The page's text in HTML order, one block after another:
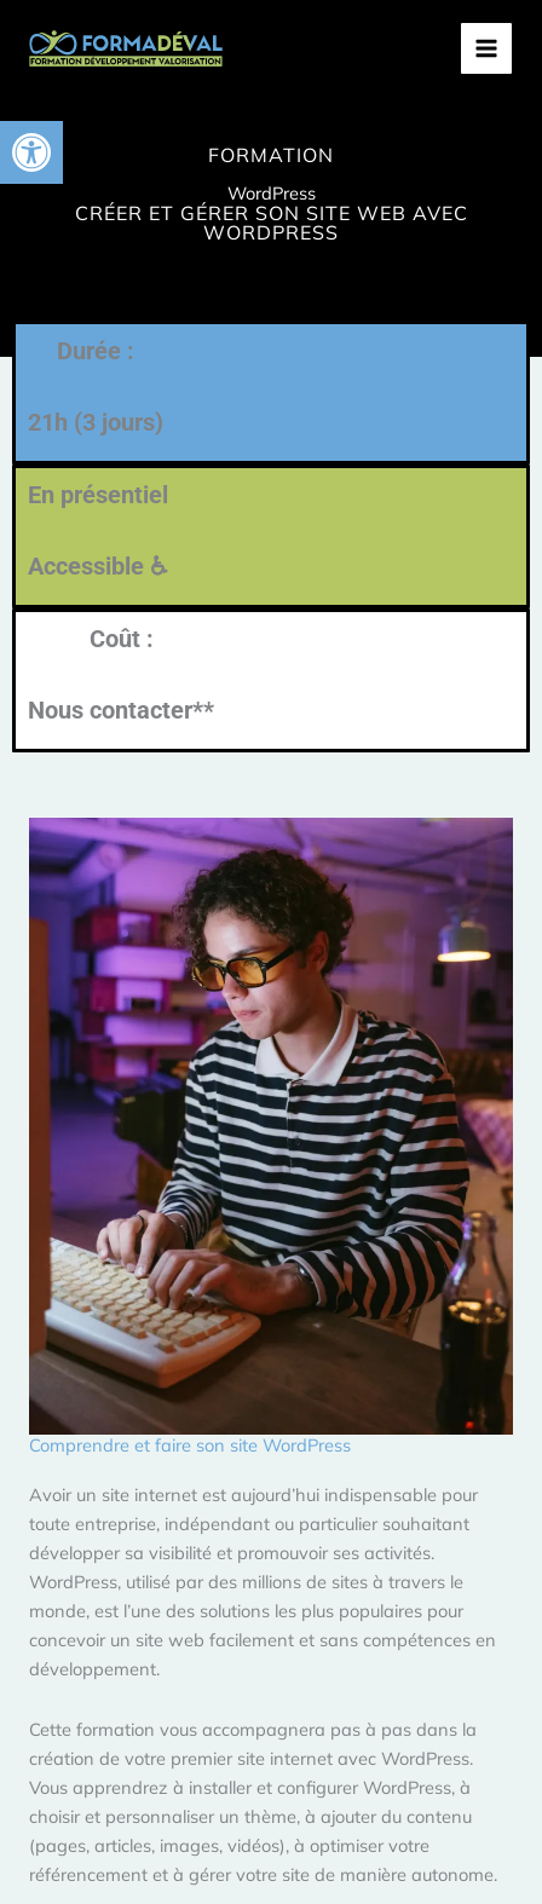
Ouvrir la barre d’outils
contenu
MAIN
FORMATION
WordPress
CRÉER ET GÉRER SON SITE WEB AVEC
WORDPRESS
Durée :
21h (3 jours)
En présentiel
Accessible ♿​
Coût :
Nous contacter**
Comprendre et faire son site WordPress
Avoir un site internet est aujourd’hui indispensable pour
toute entreprise, indépendant ou particulier souhaitant
développer sa visibilité et promouvoir ses activités.
WordPress, utilisé par des millions de sites à travers le
monde, est l’une des solutions les plus populaires pour
concevoir un site web facilement et sans compétences en
développement.
Cette formation vous accompagnera pas à pas dans la
création de votre premier site internet avec WordPress.
Vous apprendrez à installer et configurer WordPress, à
choisir et personnaliser un thème, à ajouter du contenu
(pages, articles, images, vidéos), à optimiser votre
référencement et à gérer votre site de manière autonome.